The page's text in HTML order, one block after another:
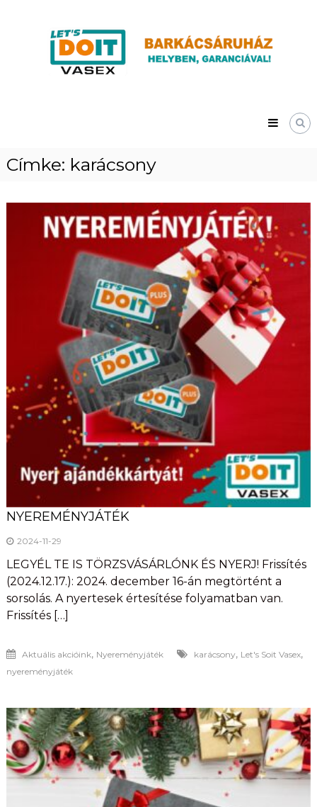
Címke: karácsony
NYEREMÉNYJÁTÉK
2024-11-29
LEGYÉL TE IS TÖRZSVÁSÁRLÓNK ÉS NYERJ! Frissítés
(2024.12.17.): 2024. december 16-án megtörtént a
sorsolás. A nyertesek értesítése folyamatban van.
Frissítés […]
Aktuális akcióink, Nyereményjáték karácsony, Let's Soit Vasex,
nyereményjáték